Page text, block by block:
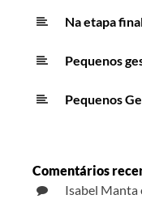
Na etapa
Pequenos
Pequenos
Comentários
Isabel Manta